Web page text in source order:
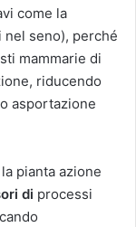
come la
seno), perché
mammarie di
riducendo
asportazione
pianta azione
di processi